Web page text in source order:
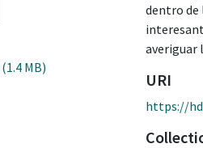
(1.4 MB)
dentro de
averiguar
URI
https://